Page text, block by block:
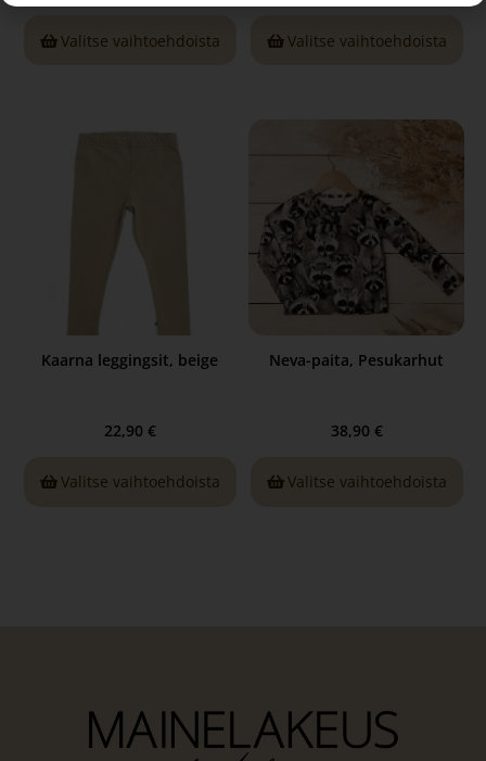
Valitse vaihtoehdoista Valitse vaihtoehdoista
Kaarna leggingsit, beige
22,90 €
Valitse vaihtoehdoista
Neva-paita, Pesukarhut
38,90 €
Valitse vaihtoehdoista